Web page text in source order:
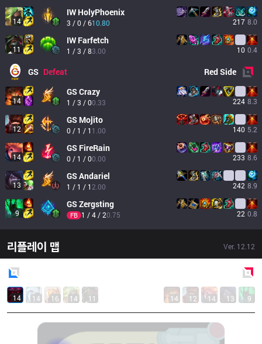
14
IW HolyPhoenix
3 / 0 / 610.80 217 8.0
11
IW Farfetch
1 / 3 / 83.00 10 0.4
GS Defeat RedSide
14
GSCrazy
1 / 3 / 00.33 224 8.3
12
GS Mojito
0 / 1 / 1 1.00 140 5.2
14
GS FireRain
0 / 1 / 00.00 233 8.6
13
GSAndariel
1 / 1 / 1 2.00 242 8.9
9
GSZergsting
FB 1 / 4 / 20.75 22 0.8
리플레이 맵 Ver. 12.12
14 14 16 14 11 14 12 14 13 9